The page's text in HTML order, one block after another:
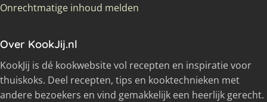
Onrechtmatige inhoud melden
Over KookJij.nl
KookJij is dé kookwebsite vol recepten en inspiratie voor
thuiskoks. Deel recepten, tips en kooktechnieken met
andere bezoekers en vind gemakkelijk een heerlijk gerecht.